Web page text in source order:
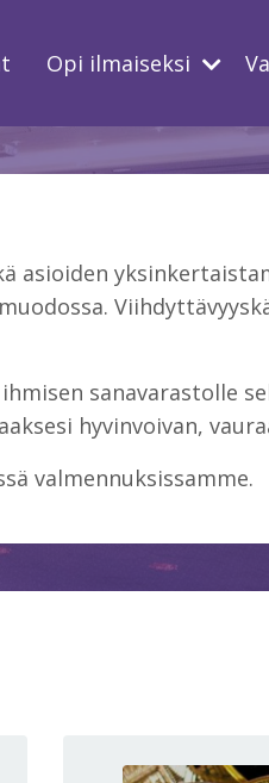
Opi ilmaiseksi
asioiden
sanavarastolle
hyvinvoivan,
valmennuksissamme.